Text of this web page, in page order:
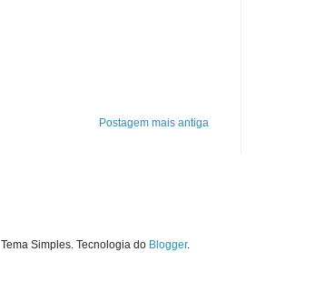
Postagem mais antiga
Tema Simples. Tecnologia do Blogger.